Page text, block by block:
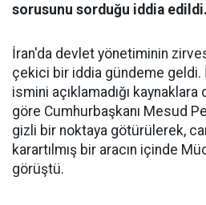
sorusunu sorduğu iddia edildi.
İran'da devlet yönetiminin
çekici bir iddia gündeme geldi.
ismini açıklamadığı kaynaklara
göre Cumhurbaşkanı Mesud
gizli bir noktaya götürülerek,
karartılmış bir aracın içinde
görüştü.